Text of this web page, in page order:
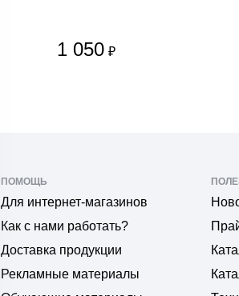
1 050 ₽
ПОМОЩЬ
Для интернет-магазинов
Как с нами работать?
Доставка продукции
Рекламные материалы